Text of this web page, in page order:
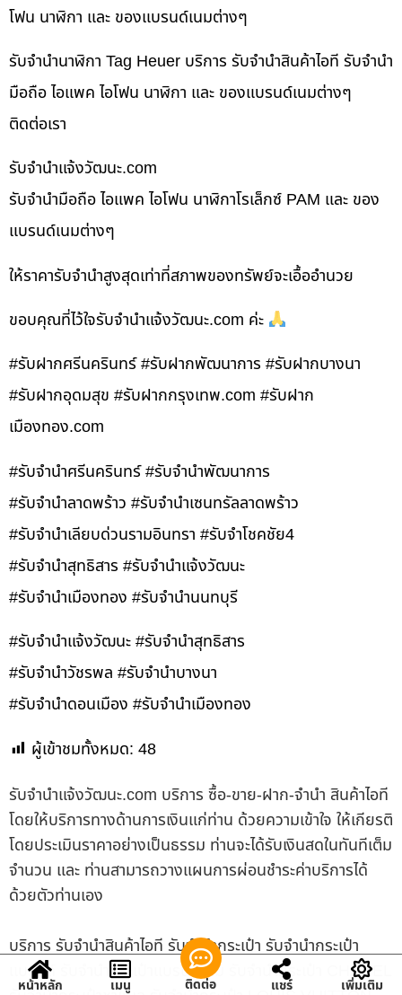
โฟน นาฬิกา และ ของแบรนด์เนมต่างๆ
รับจำนำนาฬิกา Tag Heuer บริการ รับจำนำสินค้าไอที รับจำนำ
มือถือ ไอแพค ไอโฟน นาฬิกา และ ของแบรนด์เนมต่างๆ
ติดต่อเรา
รับจํานําแจ้งวัฒนะ.com
รับจำนำมือถือ ไอแพค ไอโฟน นาฬิกาโรเล็กซ์ PAM และ ของ
แบรนด์เนมต่างๆ
ให้ราคารับจำนำสูงสุดเท่าที่สภาพของทรัพย์จะเอื้ออำนวย
ขอบคุณที่ไว้ใจรับจำนำแจ้งวัฒนะ.com ค่ะ
#รับฝากศรีนครินทร์ #รับฝากพัฒนาการ #รับฝากบางนา
#รับฝากอุดมสุข #รับฝากกรุงเทพ.com #รับฝาก
เมืองทอง.com
#รับจำนำศรีนครินทร์ #รับจำนำพัฒนาการ
#รับจำนำลาดพร้าว #รับจำนำเซนทรัลลาดพร้าว
#รับจำนำเลียบด่วนรามอินทรา #รับจำโชคชัย4
#รับจำนำสุทธิสาร #รับจำนำแจ้งวัฒนะ
#รับจำนำเมืองทอง #รับจำนำนนทบุรี
#รับจำนำแจ้งวัฒนะ #รับจำนำสุทธิสาร
#รับจำนำวัชรพล #รับจำนำบางนา
#รับจำนำดอนเมือง #รับจำนำเมืองทอง
ผู้เข้าชมทั้งหมด: 48
รับจํานําแจ้งวัฒนะ.com บริการ ซื้อ-ขาย-ฝาก-จำนำ สินค้าไอที
โดยให้บริการทางด้านการเงินแก่ท่าน ด้วยความเข้าใจ ให้เกียรติ
โดยประเมินราคาอย่างเป็นธรรม ท่านจะได้รับเงินสดในทันทีเต็ม
จำนวน และ ท่านสามารถวางแผนการผ่อนชำระค่าบริการได้
ด้วยตัวท่านเอง
บริการ รับจำนำสินค้าไอที รับจำนำกระเป๋า รับจำนำกระเป๋า
แบรนด์ รับจำนำกระเป๋าแบรนด์เนม รับจำนำกระเป๋า CHANEL
หน้าหลัก เมนู ติดต่อ แชร์ เพิ่มเติม